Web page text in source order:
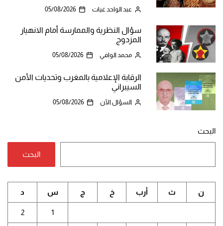
عبد الواحد غيات 05/08/2026
سؤال النظرية والممارسة أمام الانهيار
المزدوج
محمد الوافي 05/08/2026
الرقابة الإعلامية بالمغرب وتحديات الأمن
السيبراني
السؤال الآن 05/08/2026
البحث
البحث
ن ث أرب خ ج س د
1
2